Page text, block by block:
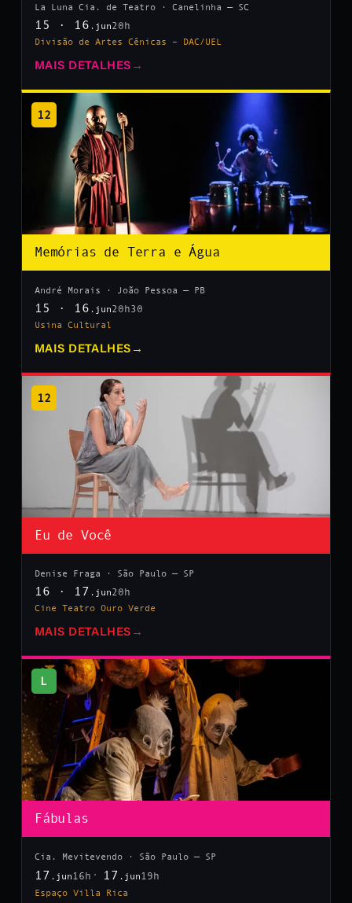
La Luna Cia. de Teatro · Canelinha — SC
15 · 16 .jun20h
Divisão de Artes Cênicas – DAC/UEL
MAIS DETALHES →
12
Memórias de Terra e Água
André Morais · João Pessoa — PB
15 · 16 .jun20h30
Usina Cultural
MAIS DETALHES →
12
Eu de Você
Denise Fraga · São Paulo — SP
16 · 17 .jun20h
Cine Teatro Ouro Verde
MAIS DETALHES →
L
Fábulas
Cia. Mevitevendo · São Paulo — SP
17 .jun 16h 17 .jun 19h
Espaço Villa Rica